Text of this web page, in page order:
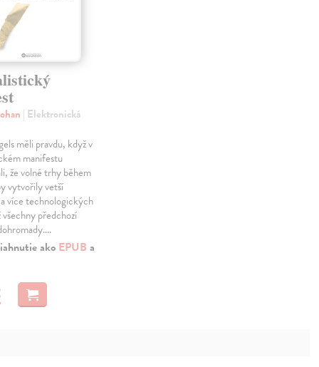
| Elektronická
měli pravdu, když v
manifestu
že volné trhy během
vytvořily vetší
více technologických
všechny předchozí
ako EPUB a